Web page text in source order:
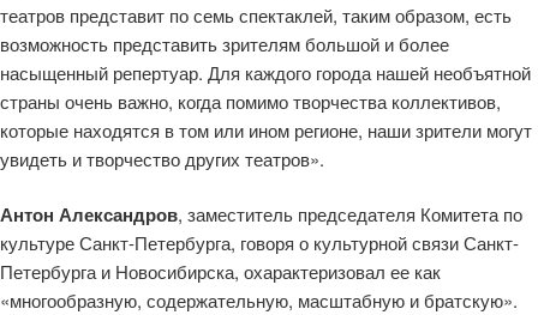
театров представит по семь спектаклей, таким образом, есть
возможность представить зрителям большой и более
насыщенный репертуар. Для каждого города нашей необъятной
страны очень важно, когда помимо творчества коллективов,
которые находятся в том или ином регионе, наши зрители могут
увидеть и творчество других театров».
Антон Александров, заместитель председателя Комитета по
культуре Санкт-Петербурга, говоря о культурной связи Санкт-
Петербурга и Новосибирска, охарактеризовал ее как
«многообразную, содержательную, масштабную и братскую».